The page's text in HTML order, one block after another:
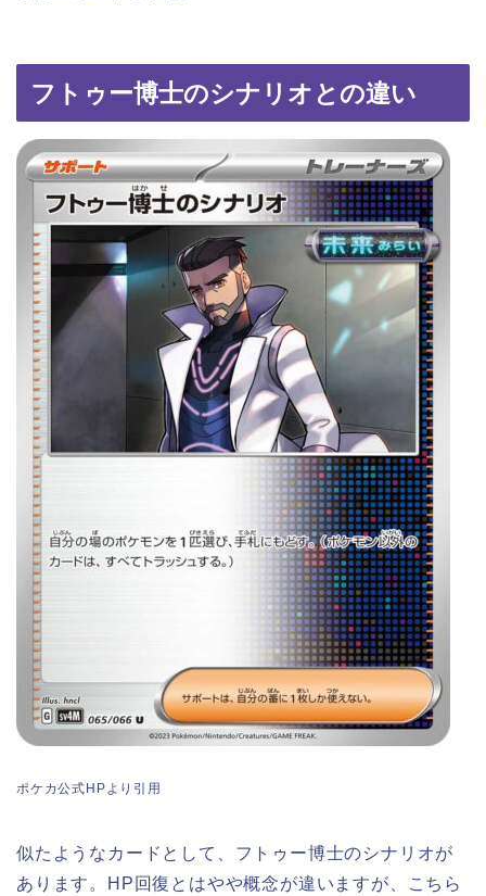
フトゥー博士のシナリオとの違い
ポケカ公式HPより引用
似たようなカードとして、フトゥー博士のシナリオが
あります。HP回復とはやや概念が違いますが、こちら